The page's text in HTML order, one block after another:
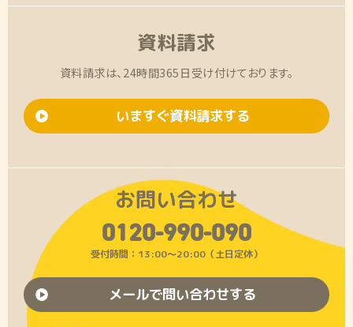
資料請求
資料請求は、24時間365日受け付けております。
いますぐ資料請求する
お問い合わせ
0120-990-090
受付時間：13:00〜20:00（土日定休）
メールで問い合わせする